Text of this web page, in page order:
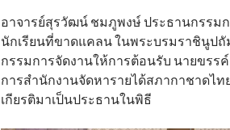
อาจารย์สุรวัฒน์ ชมภูพงษ์ ประธานกรรม
นักเรียนที่ขาดแคลน ในพระบรมราชินูป
กรรมการจัดงานให้การต้อนรับ นายขรร
การสำนักงานจัดหารายได้สภากาชาดไท
เกียรติมาเป็นประธานในพิธี